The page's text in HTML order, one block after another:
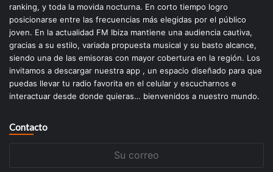
ranking, y toda la movida nocturna. En corto tiempo logro
posicionarse entre las frecuencias más elegidas por el público
joven. En la actualidad FM Ibiza mantiene una audiencia cautiva,
gracias a su estilo, variada propuesta musical y su basto alcance,
siendo una de las emisoras con mayor cobertura en la región. Los
invitamos a descargar nuestra app , un espacio diseñado para que
puedas llevar tu radio favorita en el celular y escucharnos e
interactuar desde donde quieras… bienvenidos a nuestro mundo.
Contacto